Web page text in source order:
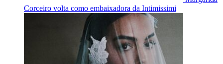
Corceiro volta como embaixadora da Intimissimi